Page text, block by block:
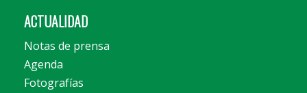
ACTUALIDAD
Notas de prensa
Agenda
Fotografías